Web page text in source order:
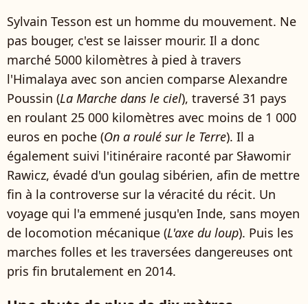
Sylvain Tesson est un homme du mouvement. Ne
pas bouger, c'est se laisser mourir. Il a donc
marché 5000 kilomètres à pied à travers
l'Himalaya avec son ancien comparse Alexandre
Poussin (La Marche dans le ciel), traversé 31 pays
en roulant 25 000 kilomètres avec moins de 1 000
euros en poche (On a roulé sur le Terre). Il a
également suivi l'itinéraire raconté par Sławomir
Rawicz, évadé d'un goulag sibérien, afin de mettre
fin à la controverse sur la véracité du récit. Un
voyage qui l'a emmené jusqu'en Inde, sans moyen
de locomotion mécanique (L'axe du loup). Puis les
marches folles et les traversées dangereuses ont
pris fin brutalement en 2014.